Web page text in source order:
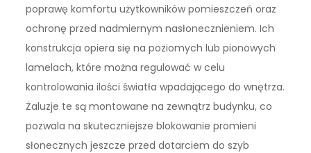
poprawę komfortu użytkowników pomieszczeń oraz
ochronę przed nadmiernym nasłonecznieniem. Ich
konstrukcja opiera się na poziomych lub pionowych
lamelach, które można regulować w celu
kontrolowania ilości światła wpadającego do wnętrza.
Żaluzje te są montowane na zewnątrz budynku, co
pozwala na skuteczniejsze blokowanie promieni
słonecznych jeszcze przed dotarciem do szyb